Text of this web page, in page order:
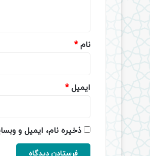
نام*
ایمیل*
ذخیره نام، ایمیل و